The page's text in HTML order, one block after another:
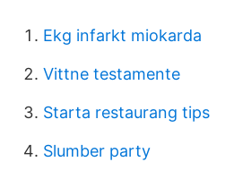
Ekg infarkt miokarda
Vittne testamente
Starta restaurang tips
Slumber party